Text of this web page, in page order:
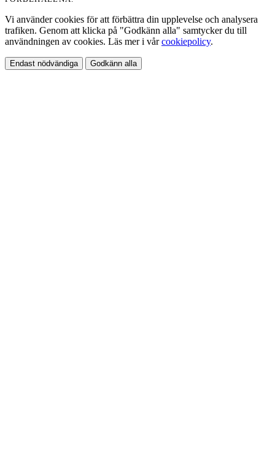
Vi använder cookies för att förbättra din upplevelse och analysera
trafiken. Genom att klicka på "Godkänn alla" samtycker du till
användningen av cookies. Läs mer i vårcookiepolicy.
Endast nödvändiga Godkänn alla